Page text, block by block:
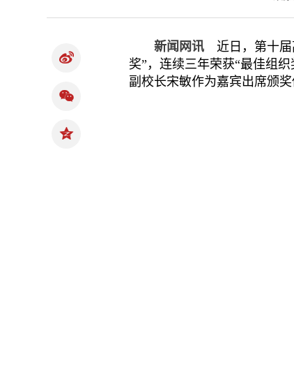
新闻网讯
近日，第十
奖”，连续三年荣获“最佳组
副校长宋敏作为嘉宾出席颁奖